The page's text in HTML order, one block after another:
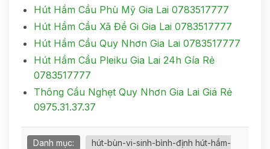
Hút Hầm Cầu Phù Mỹ Gia Lai 0783517777
Hút Hầm Cầu Xã Đề Gi Gia Lai 0783517777
Hút Hầm Cầu Quy Nhơn Gia Lai 0783517777
Hút Hầm Cầu Pleiku Gia Lai 24h Gía Rẻ
0783517777
Thông Cầu Nghẹt Quy Nhơn Gia Lai Giá Rẻ
0975.31.37.37
Danh mục:
hút-bùn-vi-sinh-bình-định hút-hầm-